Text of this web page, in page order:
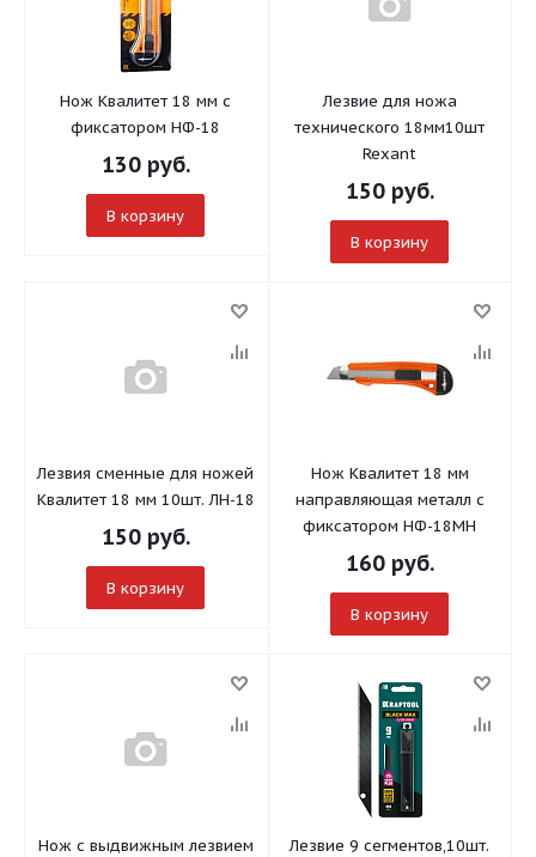
Нож Квалитет 18 мм с
фиксатором НФ-18
130руб.
В корзину
Лезвие для ножа
технического 18мм10шт
Rexant
150руб.
В корзину
Лезвия сменные для ножей
Квалитет 18 мм 10шт. ЛН-18
150руб.
В корзину
Нож Квалитет 18 мм
направляющая металл с
фиксатором НФ-18МН
160руб.
В корзину
Нож с выдвижным лезвием
Лезвие 9 сегментов,10шт.